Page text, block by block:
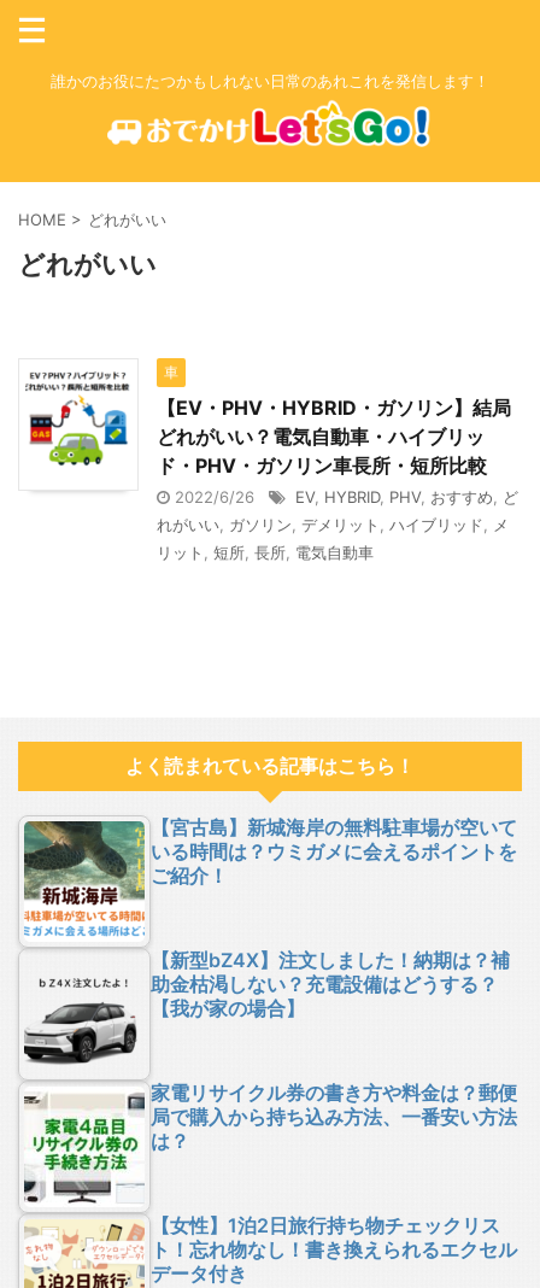
誰かのお役にたつかもしれない日常のあれこれを発信します！
HOME > どれがいい
どれがいい
車
【EV・PHV・HYBRID・ガソリン】結局
どれがいい？電気自動車・ハイブリッ
ド・PHV・ガソリン車長所・短所比較
2022/6/26 EV, HYBRID, PHV, おすすめ
ど
れがいい ガソリン デメリット ハイブリッド
メ
リット
短所 長所 電気自動車
よく読まれている記事はこちら！
【宮古島】新城海岸の無料駐車場が空いて
いる時間は？ウミガメに会えるポイントを
ご紹介！
【新型bZ4X】注文しました！納期は？補
助金枯渇しない？充電設備はどうする？
【我が家の場合】
家電リサイクル券の書き方や料金は？郵便
局で購入から持ち込み方法、一番安い方法
は？
【女性】1泊2日旅行持ち物チェックリス
ト！忘れ物なし！書き換えられるエクセル
データ付き